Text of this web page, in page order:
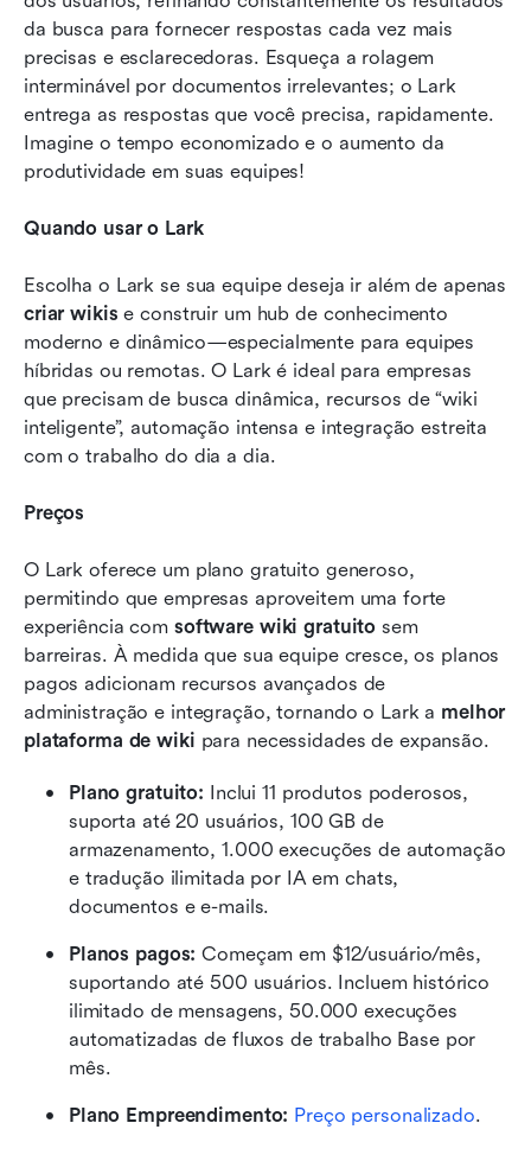
da busca para fornecer respostas cada vez mais
precisas e esclarecedoras. Esqueça a rolagem
interminável por documentos irrelevantes; o Lark
entrega as respostas que você precisa, rapidamente.
Imagine o tempo economizado e o aumento da
produtividade em suas equipes!
Quando usar o Lark
criar wikis e construir um hub de conhecimento
moderno e dinâmico—especialmente para equipes
híbridas ou remotas. O Lark é ideal para empresas
que precisam de busca dinâmica, recursos de “wiki
inteligente”, automação intensa e integração estreita
com o trabalho do dia a dia.
Preços
O Lark oferece um plano gratuito generoso,
permitindo que empresas aproveitem uma forte
experiência com software wiki gratuito sem
barreiras. À medida que sua equipe cresce, os planos
pagos adicionam recursos avançados de
administração e integração, tornando o Lark a melhor
plataforma de wiki para necessidades de expansão.
Plano gratuito: Inclui 11 produtos poderosos,
suporta até 20 usuários, 100 GB de
armazenamento, 1.000 execuções de automação
e tradução ilimitada por IA em chats,
documentos e e-mails.
Planos pagos: Começam em $12/usuário/mês,
suportando até 500 usuários. Incluem histórico
ilimitado de mensagens, 50.000 execuções
automatizadas de fluxos de trabalho Base por
mês.
Plano Empreendimento: Preço personalizado.